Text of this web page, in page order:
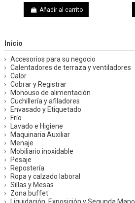
Añadir al carrito
Inicio
Accesorios para su negocio
Calentadores de terraza y ventiladores
Calor
Cobrar y Registrar
Monouso de alimentación
Cuchillería y afiladores
Envasado y Etiquetado
Frío
Lavado e Higiene
Maquinaria Auxiliar
Menaje
Mobiliario inoxidable
Pesaje
Repostería
Ropa y calzado laboral
Sillas y Mesas
Zona buffet